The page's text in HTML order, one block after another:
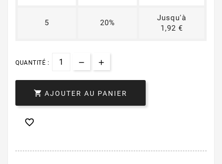
5 20%
Jusqu'à
1,92 €
QUANTITÉ :
 AJOUTER AU PANIER
